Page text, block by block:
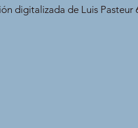
digitalizada de Luis Pasteur